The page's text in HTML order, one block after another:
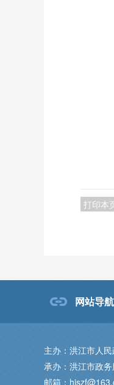
打印本
网站导航
主办：洪江市人
承办：洪江市政
邮箱：